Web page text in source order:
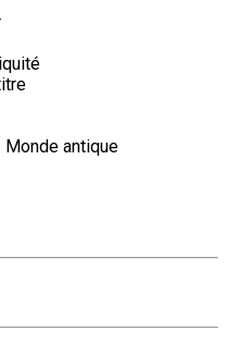
Monde antique